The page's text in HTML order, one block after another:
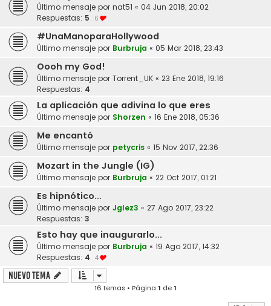
Último mensaje por nat51 « 04 Jun 2018, 20:02
Respuestas: 5 6
#UnaManoparaHollywood
Último mensaje por Burbruja « 05 Mar 2018, 23:43
Oooh my God!
Último mensaje por Torrent_UK « 23 Ene 2018, 19:16
Respuestas: 4
La aplicación que adivina lo que eres
Último mensaje por Shorzen « 16 Ene 2018, 05:36
Me encantó
Último mensaje por petycris « 15 Nov 2017, 22:36
Mozart in the Jungle (IG)
Último mensaje por Burbruja « 22 Oct 2017, 01:21
Es hipnótico...
Último mensaje por Jglez3 « 27 Ago 2017, 23:22
Respuestas: 3
Esto hay que inaugurarlo...
Último mensaje por Burbruja « 19 Ago 2017, 14:32
Respuestas: 4 4
Nuevo Tema
16 temas • Página 1 de1